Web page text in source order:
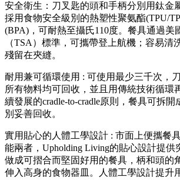
安全衛生：刀叉匙的頭和手柄分別用鈦金
採用食物安全級別的熱塑性聚氨酯(TPU/
(BPA)，可耐熱至攝氏110度。餐具通過美
（TSA）標準，可攜帶登上航機；容易清
殘留在夾縫。
耐用兼可循環使用 : 可使用最少三千次，
所有物料均可回收，並且用傳統技術循環
續發展的cradle-to-cradle原則，餐具可拆
別妥善回收。
實用貼心的人體工學設計 : 市面上便攜餐
能兩者，Upholding Living的貼心設計提供
做成可摺合而堅固好用的餐具，柄和頭的
伸入高身的食物器皿。人體工學設計提升